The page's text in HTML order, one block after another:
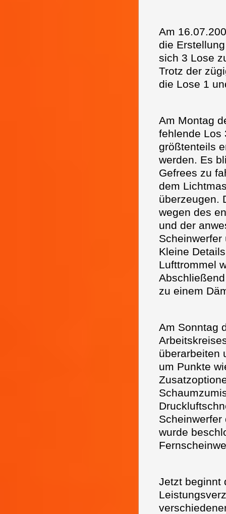
Am
die
sich 3 Lose
Trotz der
die Lose 1
Am Montag
fehlende Los
größtenteils
werden. Es
Gefrees zu
dem
überzeugen.
wegen des
und der
Scheinwerfer
Kleine
Lufttrommel
zu einem
Am Sonntag
überarbeiten
um Punkte
wurde
Jetzt beginnt